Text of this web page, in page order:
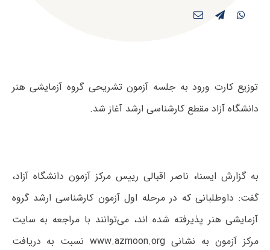
توزیع کارت ورود به جلسه آزمون تشریحی گروه آزمایشی هنر
دانشگاه آزاد مقطع کارشناسی ارشد آغاز شد.
به گزارش ایسنا، ناصر اقبالی رییس مرکز آزمون دانشگاه آزاد،
گفت: داوطلبانی که در مرحله اول آزمون کارشناسی ارشد گروه
آزمایشی هنر پذیرفته شده اند،‌ می‌توانند با مراجعه به سایت
مرکز آزمون به نشانی www.azmoon.org نسبت به دریافت